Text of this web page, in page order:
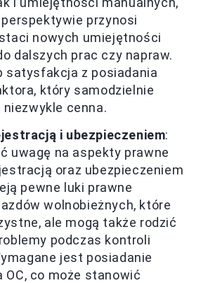
perspektywie przynosi
nowych umiejętności
dalszych prac czy napraw.
satysfakcja z posiadania
który samodzielnie
cenna.
i ubezpieczeniem:
uwagę na aspekty prawne
oraz ubezpieczeniem
pewne luki prawne
wolnobieżnych, które
ale mogą także rodzić
podczas kontroli
jest posiadanie
OC, co może stanowić